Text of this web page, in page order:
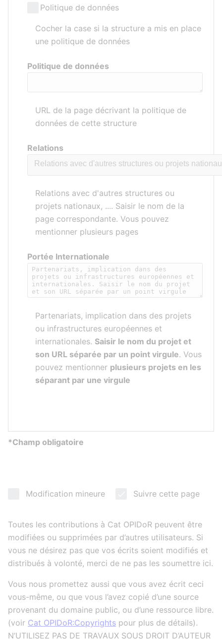
Politique de données
Cocher la case si la structure a mis en place
une politique de données
Politique de données
URL de la page décrivant la politique de
données de cette structure
Relations
Relations avec d'autres structures ou
projets nationaux, .... Saisir le nom de la
page correspondante. Vous pouvez
mentionner plusieurs pages
Portée Internationale
Partenariats, implication dans des projets
ou infrastructures européennes et
internationales. Saisir le nom du projet et
son URL séparée par un point virgule. Vous
pouvez mentionner plusieurs projets en les
séparant par une virgule
*Champ obligatoire
Modification mineure Suivre cette page
Toutes les contributions à Cat OPIDoR peuvent être
modifiées ou supprimées par d’autres utilisateurs. Si
vous ne désirez pas que vos écrits soient modifiés et
distribués à volonté, merci de ne pas les soumettre ici.
Vous nous promettez aussi que vous avez écrit ceci
vous-même, ou que vous l’avez copié d’une source
provenant du domaine public, ou d’une ressource libre.
(voir Cat OPIDoR:Copyrights pour plus de détails).
N’UTILISEZ PAS DE TRAVAUX SOUS DROIT D’AUTEUR